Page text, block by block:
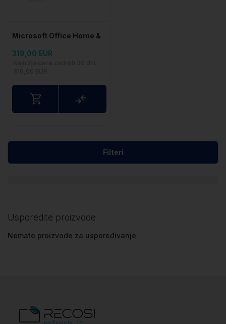
Microsoft Office Home &
Instalacija
319,00 EUR
Filteri
Usporedite proizvode
Nemate proizvode za uspoređivanje